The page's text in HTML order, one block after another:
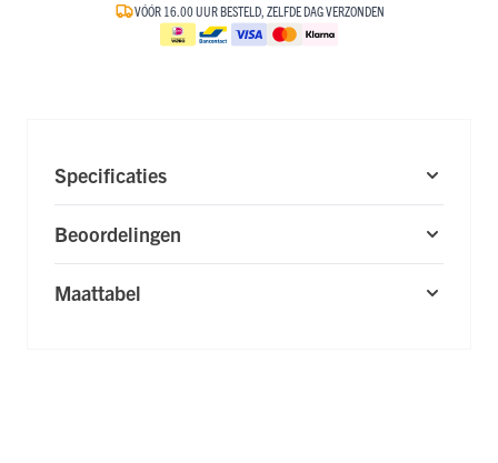
VÓÓR 16.00 UUR BESTELD, ZELFDE DAG VERZONDEN
Specificaties
Beoordelingen
Maattabel